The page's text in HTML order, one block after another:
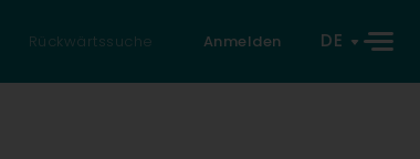
Rückwärtssuche Anmelden DE